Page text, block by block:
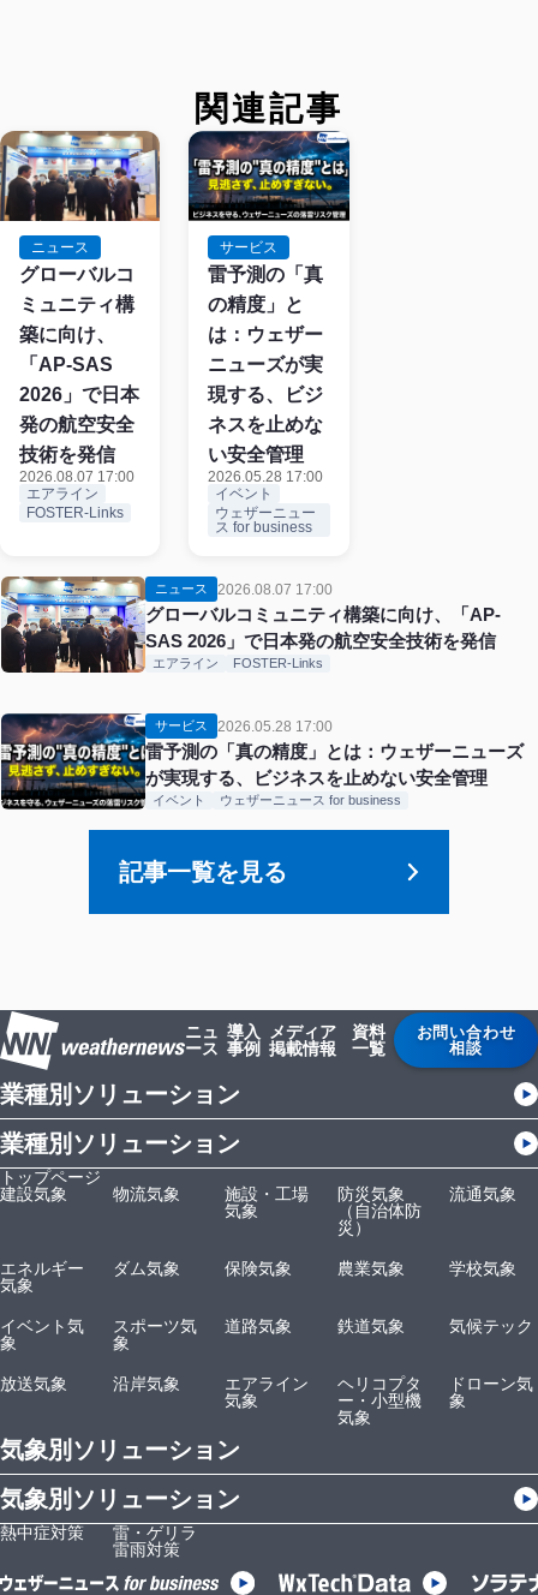
関連記事
ニュース
グローバルコ
ミュニティ構
築に向け、
「AP-SAS
2026」で日本
発の航空安全
技術を発信
2026.08.07 17:00
エアライン
FOSTER-Links
サービス
雷予測の「真
の精度」と
は：ウェザー
ニューズが実
現する、ビジ
ネスを止めな
い安全管理
2026.05.28 17:00
イベント
ウェザーニュー
ス for business
ニュース 2026.08.07 17:00
グローバルコミュニティ構築に向け、「AP-
SAS 2026」で日本発の航空安全技術を発信
エアライン FOSTER-Links
サービス 2026.05.28 17:00
雷予測の「真の精度」とは：ウェザーニューズ
が実現する、ビジネスを止めない安全管理
イベント ウェザーニュース for business
記事一覧を見る
ニュ
ース
導入
事例
メディア
掲載情報
資料
一覧
お問い合わせ
相談
業種別ソリューション
業種別ソリューション
トップページ
建設気象
物流気象
施設・工場
気象
防災気象
（自治体防
災）
流通気象
エネルギー
気象
ダム気象 保険気象 農業気象 学校気象
イベント気
象
スポーツ気
象
道路気象 鉄道気象 気候テック
放送気象 沿岸気象
エアライン
気象
ヘリコプタ
ー・小型機
気象
ドローン気
象
気象別ソリューション
気象別ソリューション
熱中症対策
雷・ゲリラ
雷雨対策